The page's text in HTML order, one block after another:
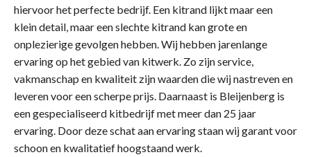
hiervoor het perfecte bedrijf. Een kitrand lijkt maar een
klein detail, maar een slechte kitrand kan grote en
onplezierige gevolgen hebben. Wij hebben jarenlange
ervaring op het gebied van kitwerk. Zo zijn service,
vakmanschap en kwaliteit zijn waarden die wij nastreven en
leveren voor een scherpe prijs. Daarnaast is Bleijenberg is
een gespecialiseerd kitbedrijf met meer dan 25 jaar
ervaring. Door deze schat aan ervaring staan wij garant voor
schoon en kwalitatief hoogstaand werk.